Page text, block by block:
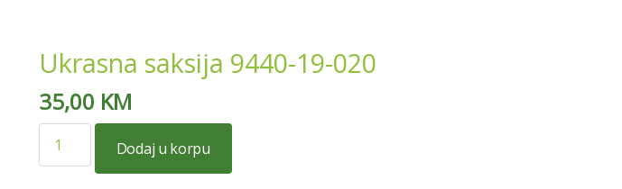
Ukrasna saksija 9440-19-020
35,00 KM
saksija
Dodaj u korpu